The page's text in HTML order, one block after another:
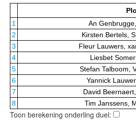
1
An
2
Kirsten Bertels,
3
Fleur Lauwers,
4
Liesbet
5
Stefan Talboom,
6
Yannick
7
David
8
Tim Janssens,
Toon berekening onderling duel: